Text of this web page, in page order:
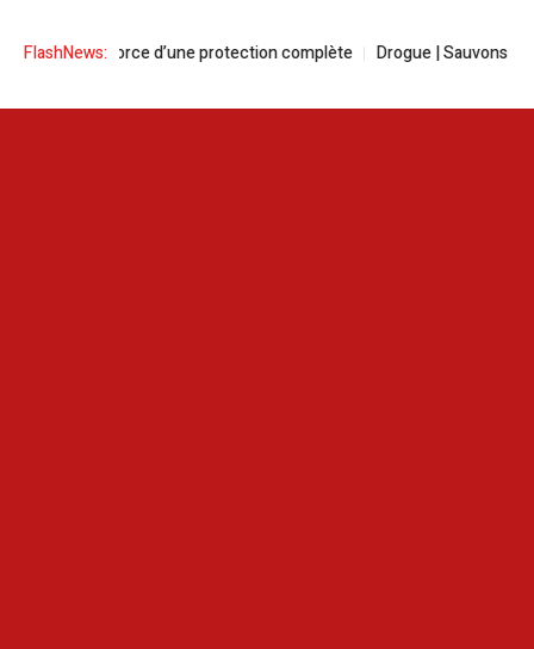
FlashNews:| La force d’une protection complète Drogue | Sauvons nos